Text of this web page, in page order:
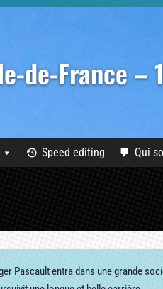
de-France
Speed editing Qui
Pascault entra dans une grande